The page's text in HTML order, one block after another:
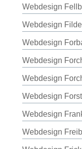
Webdesign
Webdesign
Webdesign
Webdesign
Webdesign
Webdesign Forst
Webdesign
Webdesign